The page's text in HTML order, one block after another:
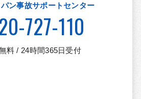
ン事故サポートセンター
727-110
料 / 24時間365日受付